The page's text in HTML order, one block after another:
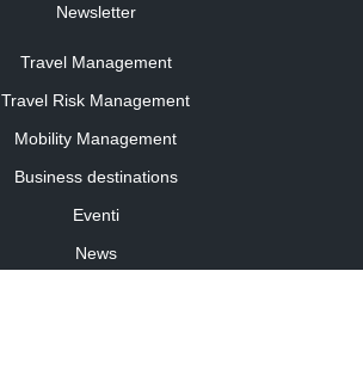
Newsletter
Travel Management
Travel Risk Management
Mobility Management
Business destinations
Eventi
News